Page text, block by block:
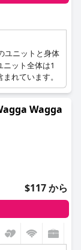
ユニットと身体
ット全体は1
れています。
Wagga
$117 から